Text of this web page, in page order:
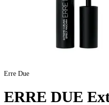
Erre Due
ERRE DUE